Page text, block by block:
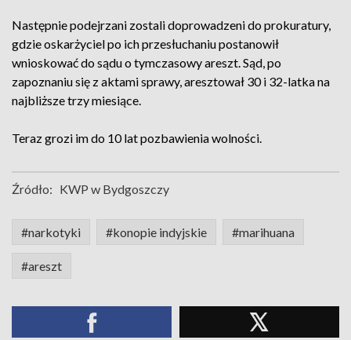
Następnie podejrzani zostali doprowadzeni do prokuratury,
gdzie oskarżyciel po ich przesłuchaniu postanowił
wnioskować do sądu o tymczasowy areszt. Sąd, po
zapoznaniu się z aktami sprawy, aresztował 30 i 32-latka na
najbliższe trzy miesiące.
Teraz grozi im do 10 lat pozbawienia wolności.
Źródło: KWP w Bydgoszczy
#narkotyki #konopie indyjskie #marihuana
#areszt